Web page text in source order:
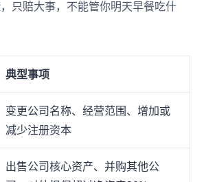
只赔大事，不能管你明天早餐吃什
典型事项
变更公司名称、经营范围、增加或
减少注册资本
出售公司核心资产、并购其他公